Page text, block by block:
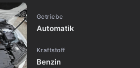
Getriebe
Automatik
Kraftstoff
Benzin